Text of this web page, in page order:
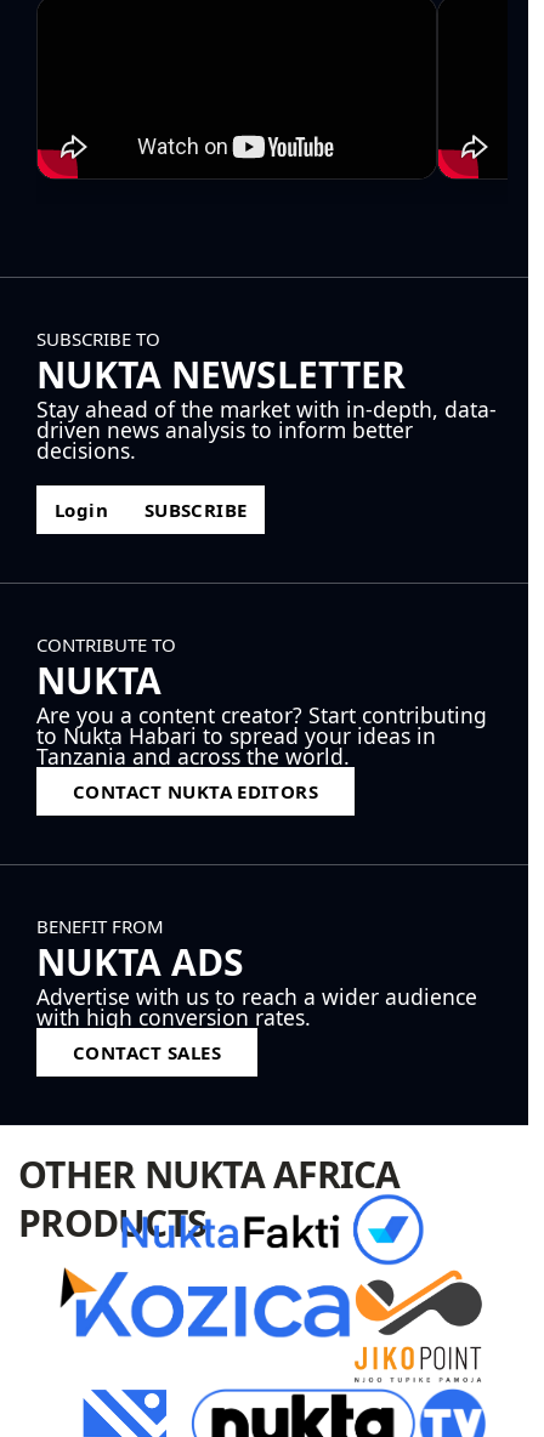
SUBSCRIBE TO
NUKTA NEWSLETTER
Stay ahead of the market with in-depth, data-
driven news analysis to inform better
decisions.
Login SUBSCRIBE
CONTRIBUTE TO
NUKTA
Are you a content creator? Start contributing
to Nukta Habari to spread your ideas in
Tanzania and across the world.
CONTACT NUKTA EDITORS
BENEFIT FROM
NUKTA ADS
Advertise with us to reach a wider audience
with high conversion rates.
CONTACT SALES
OTHER NUKTA AFRICA
PRODUCTS